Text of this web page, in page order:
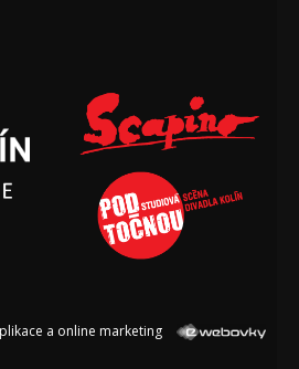
a online marketing